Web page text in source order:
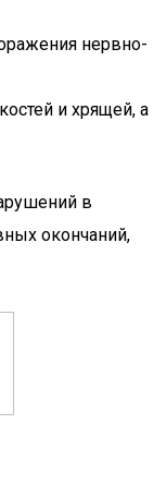
нервно-
и хрящей, а